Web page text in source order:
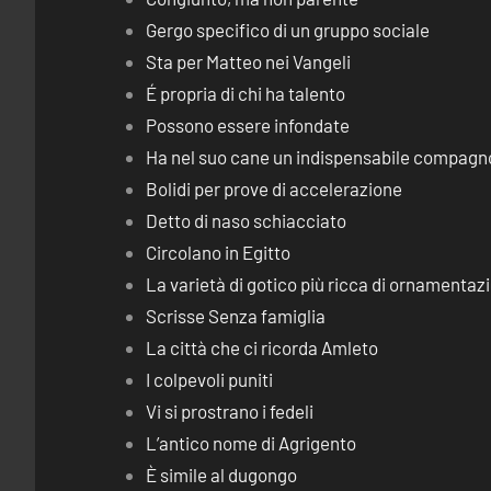
Gergo specifico di un gruppo sociale
Sta per Matteo nei Vangeli
É propria di chi ha talento
Possono essere infondate
Ha nel suo cane un indispensabile
Bolidi per prove di accelerazione
Detto di naso schiacciato
Circolano in Egitto
La varietà di gotico più ricca di
Scrisse Senza famiglia
La città che ci ricorda Amleto
I colpevoli puniti
Vi si prostrano i fedeli
L’antico nome di Agrigento
È simile al dugongo